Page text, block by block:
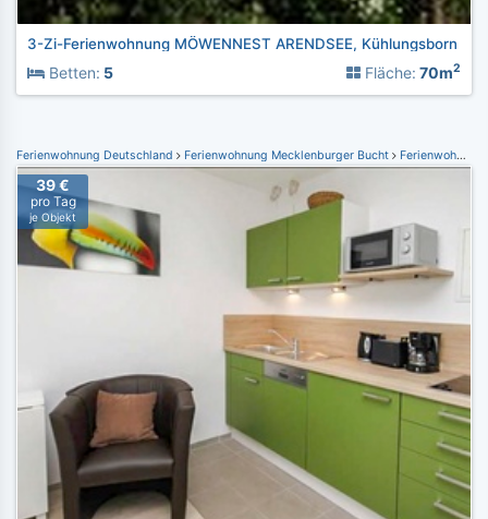
3-Zi-Ferienwohnung MÖWENNEST ARENDSEE, Kühlungsborn
Betten: 5 Fläche: 70m2
Ferienwohnung Deutschland Ferienwohnung Mecklenburger Bucht Ferienwohnung Kühlungsborn
39 €
pro Tag
je Objekt